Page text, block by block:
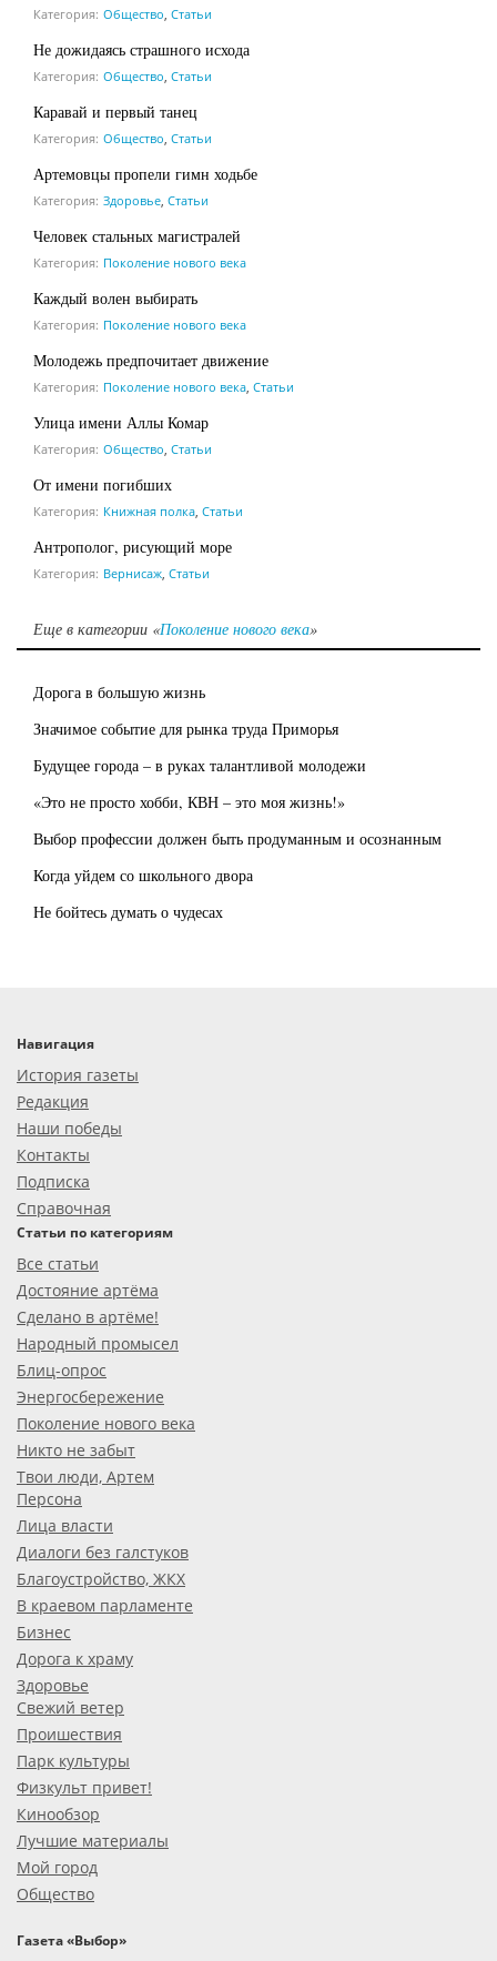
Категория: Общество, Статьи
Не дожидаясь страшного исхода
Категория: Общество, Статьи
Каравай и первый танец
Категория: Общество, Статьи
Артемовцы пропели гимн ходьбе
Категория: Здоровье, Статьи
Человек стальных магистралей
Категория: Поколение нового века
Каждый волен выбирать
Категория: Поколение нового века
Молодежь предпочитает движение
Категория: Поколение нового века, Статьи
Улица имени Аллы Комар
Категория: Общество, Статьи
От имени погибших
Категория: Книжная полка, Статьи
Антрополог, рисующий море
Категория: Вернисаж, Статьи
Еще в категории «Поколение нового века»
Дорога в большую жизнь
Значимое событие для рынка труда Приморья
Будущее города – в руках талантливой молодежи
«Это не просто хобби, КВН – это моя жизнь!»
Выбор профессии должен быть продуманным и осознанным
Когда уйдем со школьного двора
Не бойтесь думать о чудесах
Навигация
История газеты
Редакция
Наши победы
Контакты
Подписка
Справочная
Статьи по категориям
Все статьи
Достояние артёма
Сделано в артёме!
Народный промысел
Блиц-опрос
Энергосбережение
Поколение нового века
Никто не забыт
Твои люди, Артем
Персона
Лица власти
Диалоги без галстуков
Благоустройство, ЖКХ
В краевом парламенте
Бизнес
Дорога к храму
Здоровье
Свежий ветер
Проишествия
Парк культуры
Физкульт привет!
Кинообзор
Лучшие материалы
Мой город
Общество
Газета «Выбор»